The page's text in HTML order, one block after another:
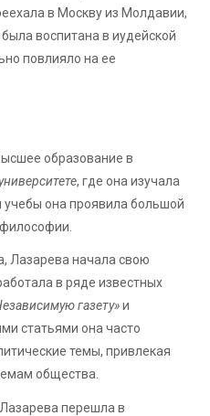
в Москву из Молдавии,
воспитана в иудейской
повлияло на ее
образование в
, где она изучала
она проявила большой
Лазарева начала свою
в ряде известных
газету»и
статьями она часто
темы, привлекая
общества.
перешла в